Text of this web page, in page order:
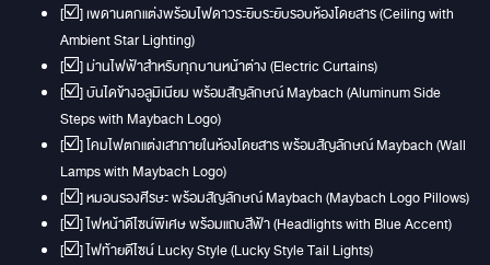
[☑️] เพดานตกแต่งพร้อมไฟดาวระยิบระยับรอบห้องโดยสาร (Ceiling with
Ambient Star Lighting)
[☑️] ม่านไฟฟ้าสำหรับทุกบานหน้าต่าง (Electric Curtains)
[☑️] บันไดข้างอลูมิเนียม พร้อมสัญลักษณ์ Maybach (Aluminum Side
Steps with Maybach Logo)
[☑️] โคมไฟตกแต่งเสาภายในห้องโดยสาร พร้อมสัญลักษณ์ Maybach (Wall
Lamps with Maybach Logo)
[☑️] หมอนรองศีรษะ พร้อมสัญลักษณ์ Maybach (Maybach Logo Pillows)
[☑️] ไฟหน้าดีไซน์พิเศษ พร้อมแถบสีฟ้า (Headlights with Blue Accent)
[☑️] ไฟท้ายดีไซน์ Lucky Style (Lucky Style Tail Lights)